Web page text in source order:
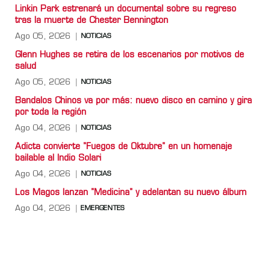
Linkin Park estrenará un documental sobre su regreso
tras la muerte de Chester Bennington
Ago 05, 2026 NOTICIAS
Glenn Hughes se retira de los escenarios por motivos de
salud
Ago 05, 2026 NOTICIAS
Bandalos Chinos va por más: nuevo disco en camino y gira
por toda la región
Ago 04, 2026 NOTICIAS
Adicta convierte "Fuegos de Oktubre" en un homenaje
bailable al Indio Solari
Ago 04, 2026 NOTICIAS
Los Magos lanzan "Medicina" y adelantan su nuevo álbum
Ago 04, 2026 EMERGENTES